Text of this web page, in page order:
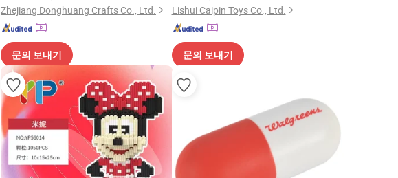
Zhejiang Donghuang Crafts Co., Ltd.
문의 보내기
Lishui Caipin Toys Co., Ltd.
문의 보내기